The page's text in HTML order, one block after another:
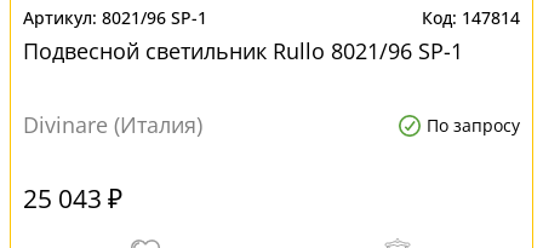
8021/96 SP-1 147814
Подвесной светильник Rullo 8021/96 SP-1
Divinare (Италия) По запросу
25 043 ₽